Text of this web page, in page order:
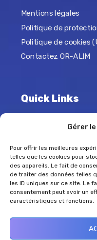
Gérer
Pour offrir les meilleures
telles que les cookies pour
des appareils. Le fait de
de traiter des données telles
les ID uniques sur ce site. Le
consentement peut avoir un
caractéristiques et fonctions.
Mentions légales
Politique de
Politique de cookies
Contactez OR-ALIM
Quick Links
France 2030
ANR
ARS
ANSES